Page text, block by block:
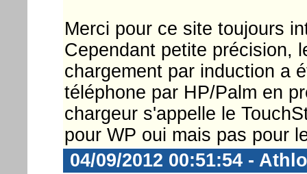
Merci pour ce site toujours
Cependant petite précision,
chargement par induction a
téléphone par HP/Palm en
chargeur s'appelle le
pour WP oui mais pas pour
04/09/2012 00:51:54 -